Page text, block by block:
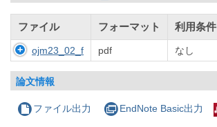
ファイル フォーマット 利用条件
ojm23_02_f pdf なし
論文情報
ファイル出力 EndNote Basic出力